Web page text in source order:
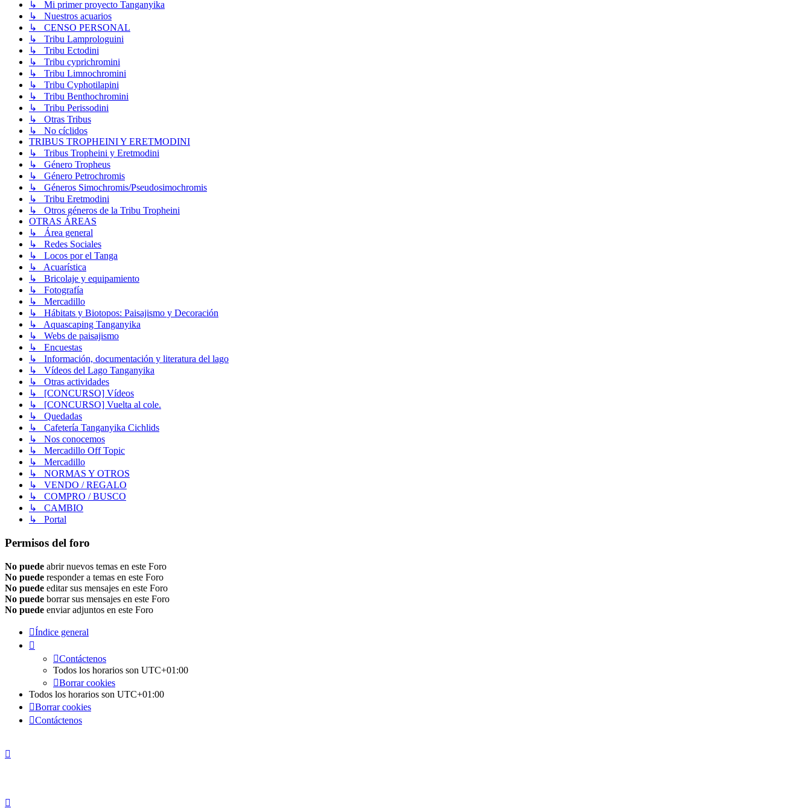
↳ Mi primer proyecto Tanganyika
↳ Nuestros acuarios
↳ CENSO PERSONAL
↳ Tribu Lamprologuini
↳ Tribu Ectodini
↳ Tribu cyprichromini
↳ Tribu Limnochromini
↳ Tribu Cyphotilapini
↳ Tribu Benthochromini
↳ Tribu Perissodini
↳ Otras Tribus
↳ No cíclidos
TRIBUS TROPHEINI Y ERETMODINI
↳ Tribus Tropheini y Eretmodini
↳ Género Tropheus
↳ Género Petrochromis
↳ Géneros Simochromis/Pseudosimochromis
↳ Tribu Eretmodini
↳ Otros géneros de la Tribu Tropheini
OTRAS ÁREAS
↳ Área general
↳ Redes Sociales
↳ Locos por el Tanga
↳ Acuarística
↳ Bricolaje y equipamiento
↳ Fotografía
↳ Mercadillo
↳ Hábitats y Biotopos: Paisajismo y Decoración
↳ Aquascaping Tanganyika
↳ Webs de paisajismo
↳ Encuestas
↳ Información, documentación y literatura del lago
↳ Vídeos del Lago Tanganyika
↳ Otras actividades
↳ [CONCURSO] Vídeos
↳ [CONCURSO] Vuelta al cole.
↳ Quedadas
↳ Cafetería Tanganyika Cichlids
↳ Nos conocemos
↳ Mercadillo Off Topic
↳ Mercadillo
↳ NORMAS Y OTROS
↳ VENDO / REGALO
↳ COMPRO / BUSCO
↳ CAMBIO
↳ Portal
Permisos del foro
No puede abrir nuevos temas en este Foro
No puede responder a temas en este Foro
No puede editar sus mensajes en este Foro
No puede borrar sus mensajes en este Foro
No puede enviar adjuntos en este Foro
Índice general
Contáctenos
Todos los horarios son UTC+01:00
Borrar cookies
Todos los horarios son UTC+01:00
Borrar cookies
Contáctenos